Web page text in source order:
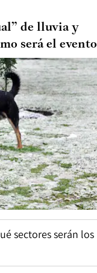
de lluvia y
será el evento
sectores serán los